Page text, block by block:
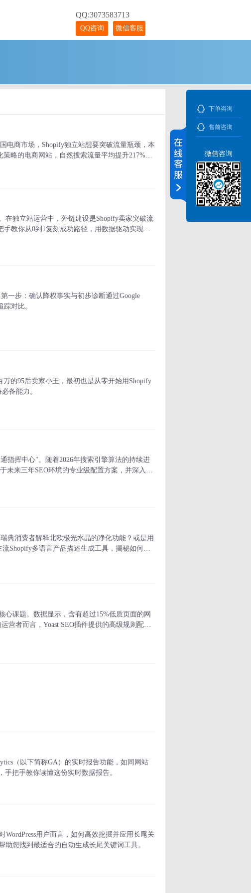
QQ:3073583713
QQ咨询 微信客服
电商市场，Shopify独立站想要突破流量瓶颈，本
略的电商网站，自然搜索流量平均提升217%，
在独立站运营中，外链建设是Shopify卖家突破流
教你从0到1复刻成功路径，用数据驱动实现外
一步：确认降权事实与初步诊断通过Google
对比。
的95后卖家小王，最初也是从零开始用Shopify
备能力。
指挥中心"。随着2026年搜索引擎算法的持续进
未来三年SEO环境的专业级配置方案，并深入解
典消费者解释北欧极光水晶的净化功能？或是用
Shopify多语言产品描述生成工具，揭秘如何用
课题。数据显示，含有超过15%低质页面的网
营者而言，Yoast SEO插件提供的高级规则配置
（以下简称GA）的实时报告功能，如同网站
把手教你读懂这份实时数据报告。
用户而言，如何高效挖掘并应用长尾关
您找到最适合的自动生成长尾关键词工具。
下单咨询
售前咨询
微信咨询